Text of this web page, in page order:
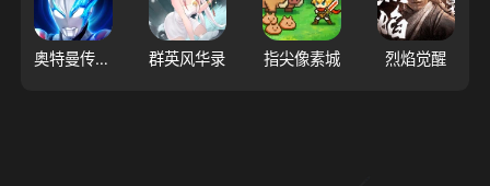
奥特曼传奇英雄2 群英风华录 指尖像素城 烈焰觉醒